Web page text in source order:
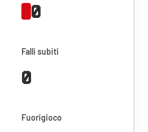
0
Falli subiti
0
Fuorigioco